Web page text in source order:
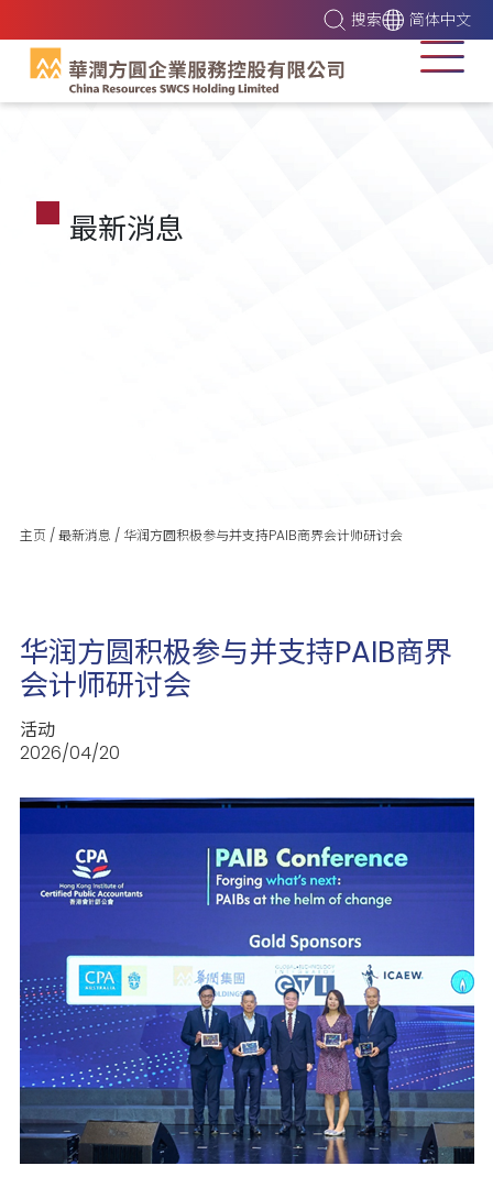
搜索 简体中文
最新消息
主页 /最新消息 / 华润方圆积极参与并支持PAIB商界会计师研讨会
华润方圆积极参与并支持PAIB商界
会计师研讨会
活动
2026/04/20